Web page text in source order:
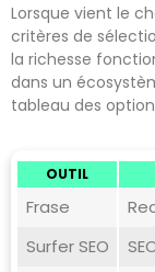
Lorsque vient le
critères de
la richesse
dans un
tableau des
OUTIL
Frase
Surfer SEO